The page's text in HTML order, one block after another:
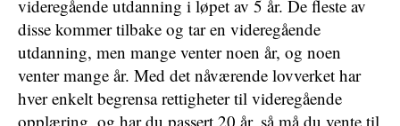
videregående utdanning i løpet av 5 år. De fleste av
disse kommer tilbake og tar en videregående
utdanning, men mange venter noen år, og noen
venter mange år. Med det nåværende lovverket har
hver enkelt begrensa rettigheter til videregående
opplæring, og har du passert 20 år, så må du vente til